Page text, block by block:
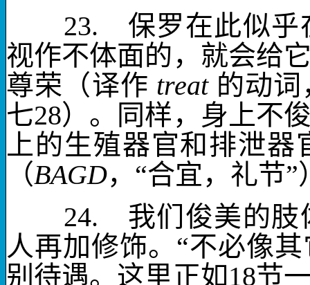
23. 保罗在此似乎
视作不体面的 ，就会给
尊荣 （译作 treat 的动
七28）。同样，身上不
上的生殖器官和排泄器
（BAGD，“合宜，礼节”
24.
我们俊美的肢
人再加修饰。“不必像
别待遇。这里正如18节